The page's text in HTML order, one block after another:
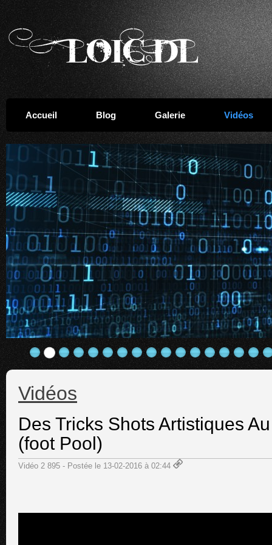
Accueil Blog Galerie Vidéos
Vidéos
Des Tricks Shots Artistiques
(foot Pool)
Vidéo 2 895 - Postée le 13-02-2016 à 02:44